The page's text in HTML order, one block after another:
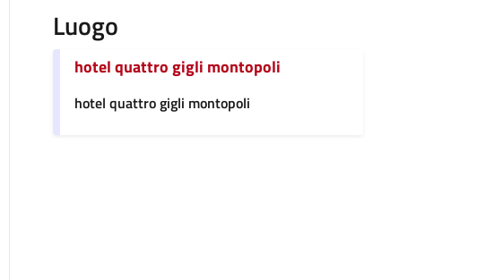
Luogo
hotel quattro gigli montopoli
hotel quattro gigli montopoli